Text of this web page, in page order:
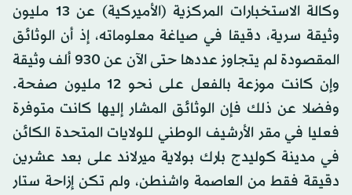
وكالة الاستخبارات المركزية (الأميركية) عن 13 مليون
وثيقة سرية، دقيقا في صياغة معلوماته، إذ أن الوثائق
المقصودة لم يتجاوز عددها حتى الآن عن 930 ألف وثيقة
وإن كانت موزعة بالفعل على نحو 12 مليون صفحة.
وفضلا عن ذلك فإن الوثائق المشار إليها كانت متوفرة
فعليا في مقر الأرشيف الوطني للولايات المتحدة الكائن
في مدينة كوليدج بارك بولاية ميرلاند على بعد عشرين
دقيقة فقط من العاصمة واشنطن، ولم تكن إزاحة ستار